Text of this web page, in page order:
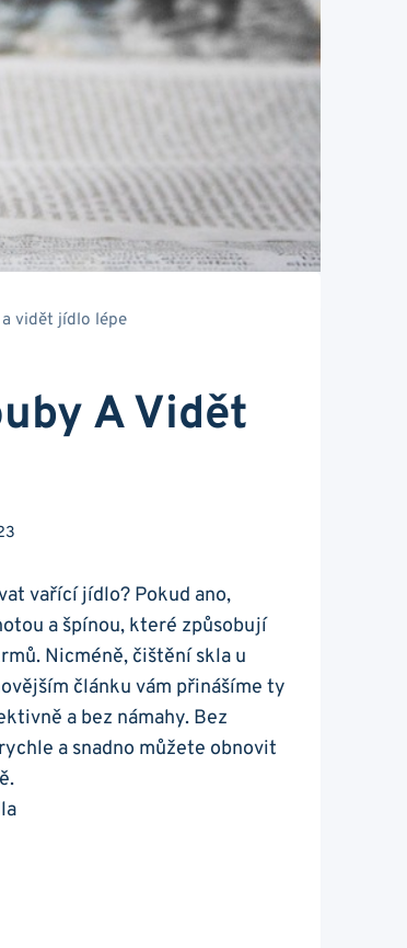
vidět jídlo lépe
A Vidět
vařící⁤ jídlo? ⁤Pokud ano,
a špínou, ⁢které způsobují
Nicméně, čištění skla u
článku ⁣vám přinášíme ty
a bez ⁤námahy. Bez
a ⁣snadno⁣ můžete obnovit